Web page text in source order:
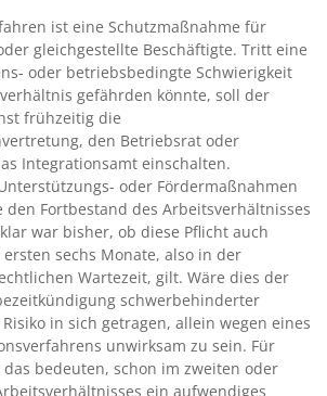
ist eine Schutzmaßnahme für
gleichgestellte Beschäftigte. Tritt eine
oder betriebsbedingte Schwierigkeit
gefährden könnte, soll der
frühzeitig die
den Betriebsrat oder
Integrationsamt einschalten.
oder Fördermaßnahmen
Fortbestand des Arbeitsverhältnisses
war bisher, ob diese Pflicht auch
sechs Monate, also in der
Wartezeit, gilt. Wäre dies der
schwerbehinderter
in sich getragen, allein wegen eines
unwirksam zu sein. Für
bedeuten, schon im zweiten oder
ein aufwendiges